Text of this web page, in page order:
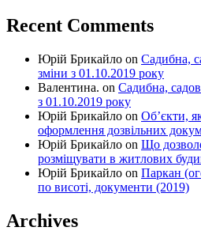
Recent Comments
Юрій Брикайло on Садибна,
зміни з 01.10.2019 року
Валентина. on Садибна,
з 01.10.2019 року
Юрій Брикайло on Об’єкти,
оформлення дозвільних
Юрій Брикайло on Що
розміщувати в житлових
Юрій Брикайло on Паркан
по висоті, документи (2019)
Archives